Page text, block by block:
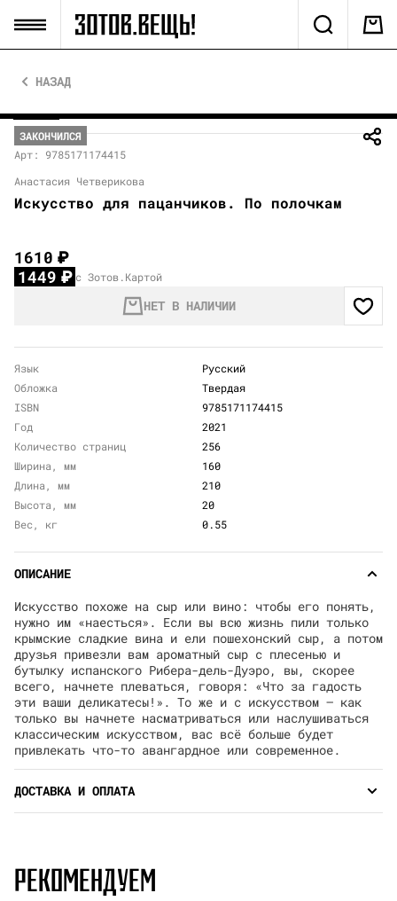
НАЗАД
ЗАКОНЧИЛСЯ
Арт: 9785171174415
Анастасия Четверикова
Искусство для пацанчиков. По полочкам
1610₽
1449₽ с Зотов.Картой
НЕТ В НАЛИЧИИ
Язык
Русский
Обложка
Твердая
ISBN
9785171174415
Год
2021
Количество страниц
256
Ширина, мм
160
Длина, мм
210
Высота, мм
20
Вес, кг
0.55
ОПИСАНИЕ
Искусство похоже на сыр или вино: чтобы его понять,
нужно им «наесться». Если вы всю жизнь пили только
крымские сладкие вина и ели пошехонский сыр, а потом
друзья привезли вам ароматный сыр с плесенью и
бутылку испанского Рибера-дель-Дуэро, вы, скорее
всего, начнете плеваться, говоря: «Что за гадость
эти ваши деликатесы!». То же и с искусством — как
только вы начнете насматриваться или наслушиваться
классическим искусством, вас всё больше будет
привлекать что-то авангардное или современное.
ДОСТАВКА И ОПЛАТА
РЕКОМЕНДУЕМ